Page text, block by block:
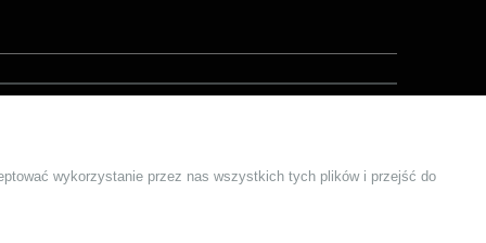
Formularz Kontaktowy
wykorzystanie przez nas wszystkich tych plików i przejść do